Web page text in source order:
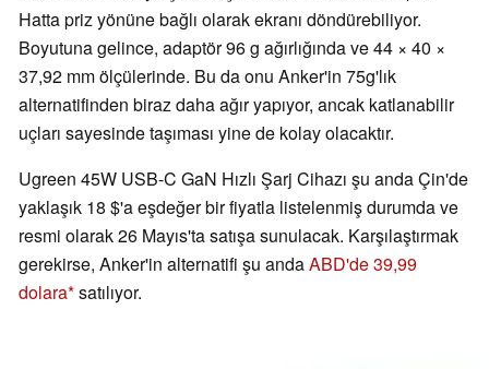
Hatta priz yönüne bağlı olarak ekranı döndürebiliyor.
Boyutuna gelince, adaptör 96 g ağırlığında ve 44 × 40 ×
37,92 mm ölçülerinde. Bu da onu Anker'in 75g'lık
alternatifinden biraz daha ağır yapıyor, ancak katlanabilir
uçları sayesinde taşıması yine de kolay olacaktır.
Ugreen 45W USB-C GaN Hızlı Şarj Cihazı şu anda Çin'de
yaklaşık 18 $'a eşdeğer bir fiyatla listelenmiş durumda ve
resmi olarak 26 Mayıs'ta satışa sunulacak. Karşılaştırmak
gerekirse, Anker'in alternatifi şu andaABD'de 39,99
dolara satılıyor.